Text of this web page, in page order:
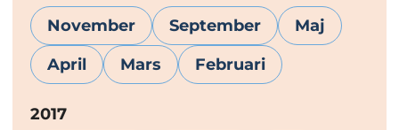
November
September Maj
April Mars Februari
År:
2017